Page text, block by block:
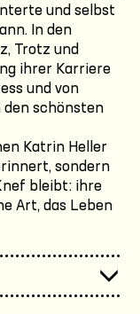
und selbst
In den
Trotz und
ihrer Karriere
und von
den schönsten
Katrin Heller
sondern
bleibt: ihre
Art, das Leben